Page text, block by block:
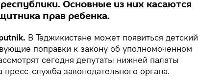
Основные из них касаются
прав ребенка.
В Таджикистане может появиться детский
поправки к закону об уполномоченном
сегодня депутаты нижней палаты
служба законодательного органа.